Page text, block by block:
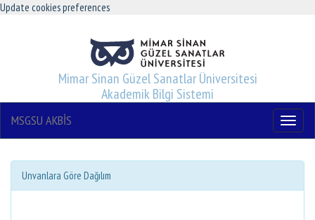
Update cookies preferences
Mimar Sinan Güzel Sanatlar Üniversitesi
Akademik Bilgi Sistemi
Menu
MSGSU AKBİS
Unvanlara Göre Dağılım